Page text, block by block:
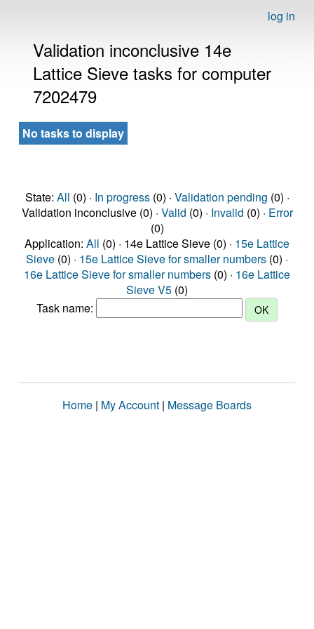
log in
Validation inconclusive 14e
Lattice Sieve tasks for computer
7202479
No tasks to display
State: All (0) · In progress(0) · Validation pending (0) ·
Validation inconclusive (0) · Valid (0) · Invalid (0) · Error
(0)
Application: All (0) · 14e Lattice Sieve (0) · 15e Lattice
Sieve (0) · 15e Lattice Sieve for smaller numbers (0) ·
16e Lattice Sieve for smaller numbers (0) · 16e Lattice
Sieve V5 (0)
Task name:
Home | My Account | Message Boards